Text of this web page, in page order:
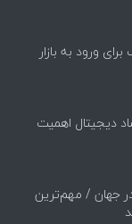
ورود به بازار
دیجیتال اهمیت
در جهان / مهم‌ترین